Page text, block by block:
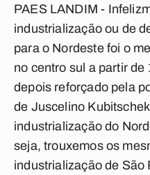
PAES LANDIM -
industrialização ou de
para o Nordeste foi o
no centro sul a partir de
depois reforçado pela
de Juscelino
industrialização do
seja, trouxemos os
industrialização de São